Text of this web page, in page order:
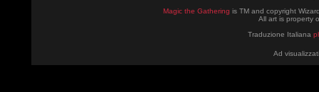
Magic the Gathering is TM and copyright
All art is property
Traduzione Italiana
Ad